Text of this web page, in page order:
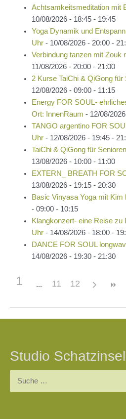
Achtsamkeitsmeditation mit
10/08/2026 - 18:45 - 19:45
Yoga Dynamik und
Uhr- 10/08/2026 - 20:00 -
Verbindung tanzen mit Zouk
11/08/2026 - 20:00 - 21:00
2 Kurse TaiChi & QiGong für
12/08/2026 - 09:00 - 11:15
Energy FOR SOUL-
Ort: InnenRaum - 12/08/
TANGO argentino FOR
Uhr- 12/08/2026 - 19:45 -
TaiChi & QiGong für
13/08/2026 - 10:00 - 11:00
EXTERN_ BREATH FOR
13/08/2026 - 19:15 - 20:30
Basic Vinyasa Yoga mit Kim
- 09:00 - 10:15
Klangkonzert- eine Reise
Uhr- 14/08/2026 - 18:00 -
DANCE FOR SOUL
14/08/2026 - 19:30 - 21:30
1 11 12
Studio Schatzinsel